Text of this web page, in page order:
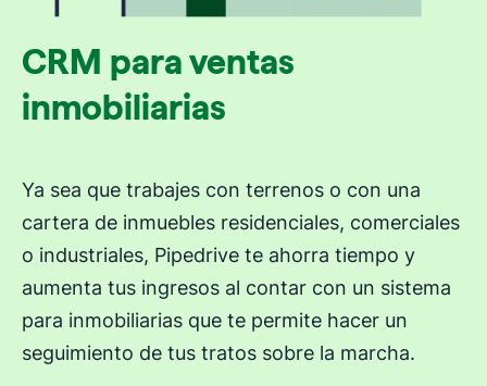
CRM para ventas
inmobiliarias
Ya sea que trabajes con terrenos o con una
cartera de inmuebles residenciales, comerciales
o industriales, Pipedrive te ahorra tiempo y
aumenta tus ingresos al contar con un sistema
para inmobiliarias que te permite hacer un
seguimiento de tus tratos sobre la marcha.